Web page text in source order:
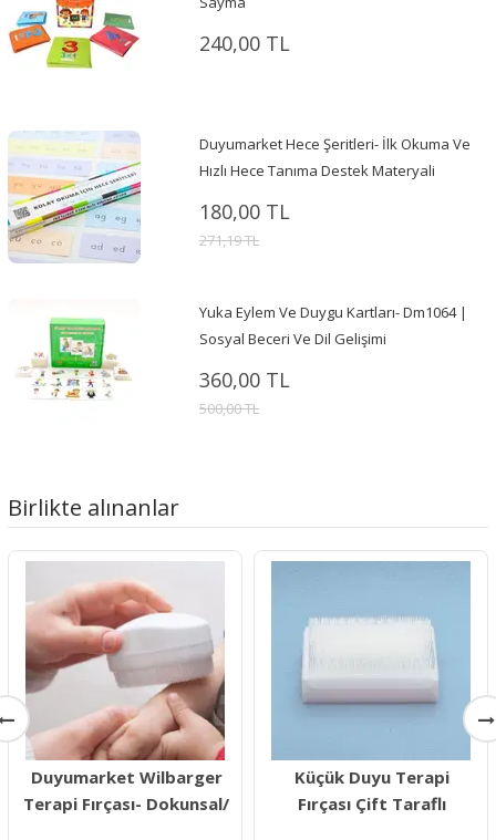
240,00 TL
Duyumarket Hece Şeritleri- İlk Okuma Ve
Hızlı Hece Tanıma Destek Materyali
180,00 TL
271,19 TL
Yuka Eylem Ve Duygu Kartları- Dm1064 |
Sosyal Beceri Ve Dil Gelişimi
360,00 TL
500,00 TL
Birlikte alınanlar
Duyumarket Wilbarger
Terapi Fırçası- Dokunsal/
Küçük Duyu Terapi
Fırçası Çift Taraflı